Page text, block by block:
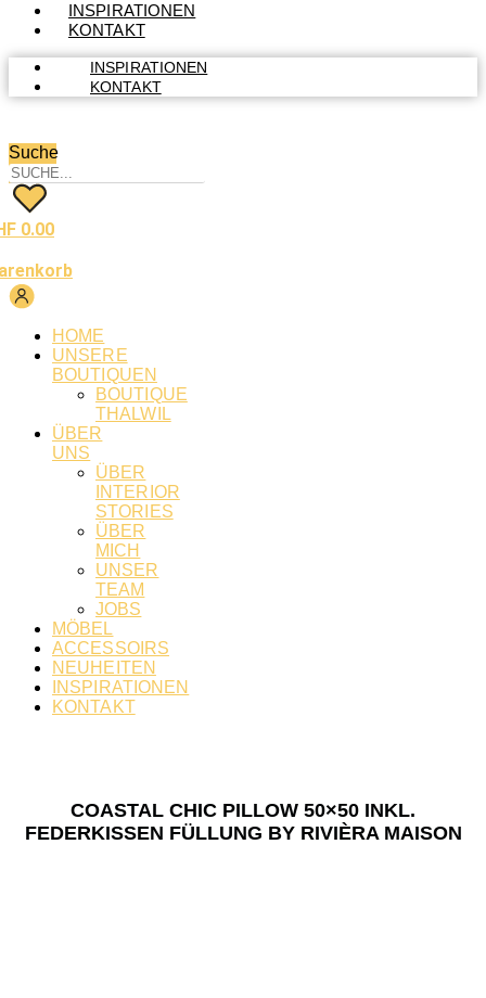
INSPIRATIONEN
KONTAKT
INSPIRATIONEN
KONTAKT
Suche
0.00
HOME
UNSERE
BOUTIQUEN
BOUTIQUE
THALWIL
ÜBER
UNS
ÜBER
INTERIOR
STORIES
ÜBER
MICH
UNSER
TEAM
JOBS
MÖBEL
ACCESSOIRS
NEUHEITEN
INSPIRATIONEN
KONTAKT
COASTAL CHIC PILLOW 50×50 INKL.
FEDERKISSEN FÜLLUNG BY RIVIÈRA MAISON